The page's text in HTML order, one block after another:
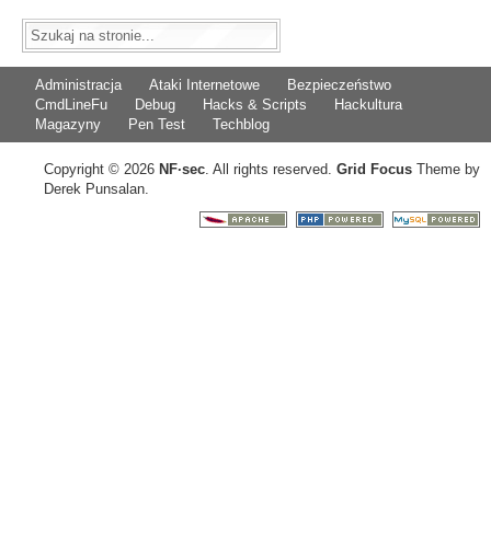
Administracja Ataki Internetowe
Bezpieczeństwo
CmdLineFu
Debug Hacks & Scripts
Hackultura
Magazyny
Pen Test Techblog
Copyright © 2026 NF·sec. All rights reserved. Grid Focus Theme by
Derek Punsalan.